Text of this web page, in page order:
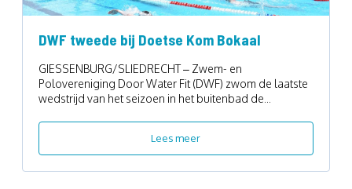
DWF tweede bij Doetse Kom Bokaal
GIESSENBURG/SLIEDRECHT – Zwem- en
Polovereniging Door Water Fit (DWF) zwom de laatste
wedstrijd van het seizoen in het buitenbad de...
Lees meer